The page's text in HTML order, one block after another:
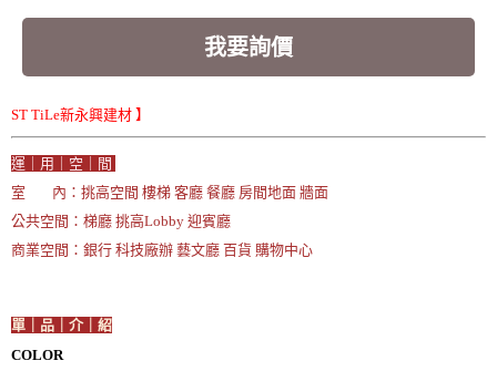
我要詢價
ST TiLe新永興建材 】
運｜用｜空｜間
室 內：挑高空間 樓梯 客廳 餐廳 房間地面 牆面
公共空間：梯廳 挑高Lobby 迎賓廳
商業空間：銀行 科技廠辦 藝文廳 百貨 購物中心
單｜品｜介｜紹
COLOR